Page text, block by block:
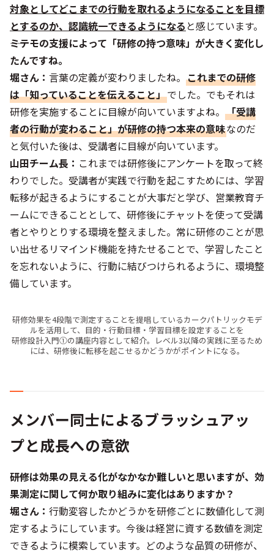
対象としてどこまでの行動を取れるようになることを目標
とするのか、認識統一できるようになる と感じています。
――ミテモの支援によって「研修の持つ意味」が大きく変化し
たんですね。
堀さん： 言葉の定義が変わりましたね。 これまでの研修
は「知っていることを伝えること」でした。でもそれは
研修を実施することに目線が向いていますよね。 「受講
者の行動が変わること」が研修の持つ本来の意味なのだ
と気付いた後は、受講者に目線が向いています。
山田チーム長： これまでは研修後にアンケートを取って終
わりでした。受講者が実践で行動を起こすためには、学習
転移が起きるようにすることが大事だと学び、営業教育チ
ームにできることとして、研修後にチャットを使って受講
者とやりとりする環境を整えました。常に研修のことが思
い出せるリマインド機能を持たせることで、学習したこと
を忘れないように、行動に結びつけられるように、環境整
備しています。
研修効果を4段階で測定することを提唱しているカークパトリックモデ
ルを活用して、目的・行動目標・学習目標を設定することを
研修設計入門①の講座内容として紹介。レベル3以降の実践に至るため
には、研修後に転移を起こせるかどうかがポイントになる。
メンバー同士によるブラッシュアッ
プと成長への意欲
――研修は効果の見える化がなかなか難しいと思いますが、効
果測定に関して何か取り組みに変化はありますか？
堀さん： 行動変容したかどうかを研修ごとに数値化して測
定するようにしています。今後は経営に資する数値を測定
できるように模索しています。どのような品質の研修が、